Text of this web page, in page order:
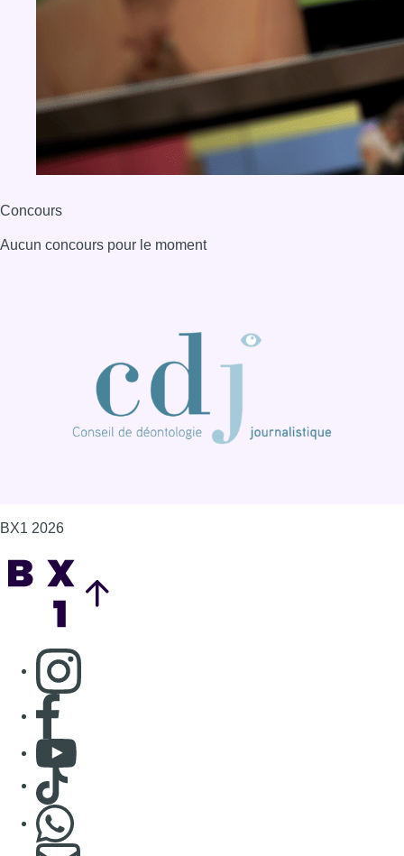
Concours
Aucun concours pour le moment
BX1 2026
Consulter page Instagram
Consulter page Facebook
Consulter Youtube
Consulter TikTok
S'abonner à notre newsletter